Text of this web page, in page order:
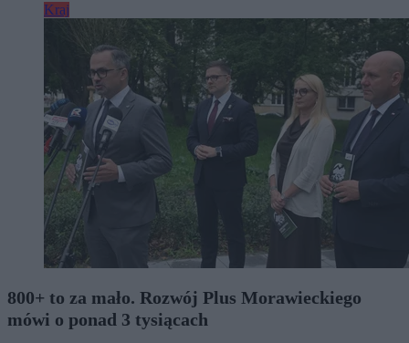
Kraj
800+ to za mało. Rozwój Plus Morawieckiego
mówi o ponad 3 tysiącach